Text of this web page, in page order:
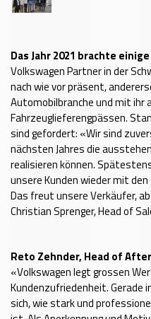
Das Jahr 2021 brachte einige
Volkswagen Partner in der
nach wie vor präsent,
Automobilbranche und mit ihr
Fahrzeuglieferengpässen.
sind gefordert: «Wir sind
nächsten Jahres die
realisieren können.
unsere Kunden wieder mit
Das freut unsere Verkäufer,
Christian Sprenger, Head of
Reto Zehnder, Head of
«Volkswagen legt grossen
Kundenzufriedenheit. Gerade
sich, wie stark und